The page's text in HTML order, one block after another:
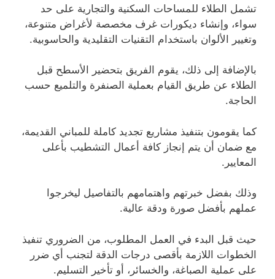
تشمل الطلاء للمساحات السكنية والتجارية على حد
سواء، وإنشاء ديكورات غرف مخصصة لأغراض متنوعة،
وتغيير الألوان باستخدام التقنيات التقليدية والحاسوبية.
بالإضافة إلى ذلك، يقوم الفريق بتحضير الأسطح قبل
الطلاء عن طريق القيام بعملية الصنفرة والتلميع حسب
الحاجة.
كما يقومون بتنفيذ مشاريع تجديد كاملة للمباني القديمة،
مع ضمان أن يتم إنجاز كافة أعمال التشطيب بأعلى
المعايير.
وذلك بفضل خبرتهم واهتمامهم بالتفاصيل ليخرجوا
عملهم بأفضل صورة ودقة عالية.
حيث قبل البدء في العمل المطلوب، من الضروري تنفيذ
الخطوات اللازمة بأقصى درجات الدقة لتجنب أي ضرر
على عملية الصباغة، والخسائر، أو تأخير التسليم.